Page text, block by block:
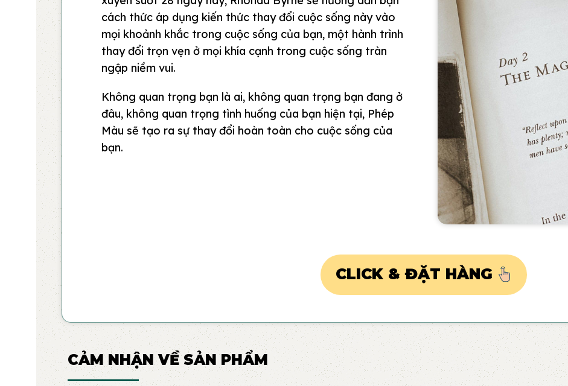
cách thức áp dụng kiến thức thay đổi cuộc sống này vào
mọi khoảnh khắc trong cuộc sống của bạn, một hành trình
thay đổi trọn vẹn ở mọi khía cạnh trong cuộc sống tràn
ngập niềm vui.
Không quan trọng bạn là ai, không quan trọng bạn đang ở
đâu, không quan trọng tình huống của bạn hiện tại, Phép
Màu sẽ tạo ra sự thay đổi hoàn toàn cho cuộc sống của
bạn.
CLICK & ĐẶT HÀNG
CẢM NHẬN VỀ SẢN PHẨM